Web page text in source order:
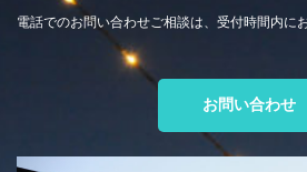
電話でのお問い合わせご相談は、受付時間内に
お問い合わせ